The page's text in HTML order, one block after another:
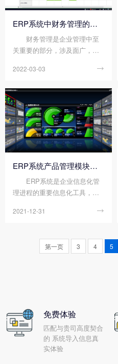
ERP系统中财务管理的特点
财务管理是企业管理中至
关重要的部分，涉及面广，综
品、库存、采购、订单、客
作，为财务管理提供了高度集
成化、自动化的数据，下...
2022-03-03 
ERP系统产品管理模块有哪些基本需求?
ERP系统是企业信息化管
理进程的重要信息化工具，能
现信息化管理。ERP系统是上
据当时计算机信息、IT技术以
及对企业供应链管理的需求，
2021-12-31 
第一页 3 4 5
免费体验
匹配与贵司高度契合
的 系统导入信息真
实体验